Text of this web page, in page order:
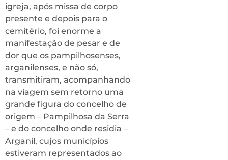
igreja, após missa de corpo
presente e depois para o
cemitério, foi enorme a
manifestação de pesar e de
dor que os pampilhosenses,
arganilenses, e não só,
transmitiram, acompanhando
na viagem sem retorno uma
grande figura do concelho de
origem – Pampilhosa da Serra
– e do concelho onde residia –
Arganil, cujos municípios
estiveram representados ao